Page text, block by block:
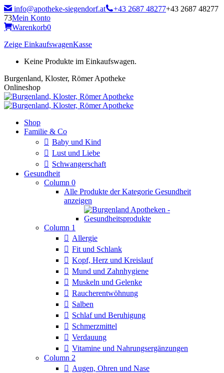
Zum
Inhalt
springen
info@apotheke-siegendorf.at +43 2687 48277+43 2687 48277
73Mein Konto
Warenkorb0
Zeige EinkaufswagenKasse
Keine Produkte im Einkaufswagen.
Burgenland, Kloster, Römer Apotheke
Onlineshop
Shop
Familie & Co
Baby und Kind
Lust und Liebe
Schwangerschaft
Gesundheit
Column 0
Alle Produkte der Kategorie Gesundheit
anzeigen
Column 1
Allergie
Fit und Schlank
Kopf, Herz und Kreislauf
Mund und Zahnhygiene
Muskeln und Gelenke
Raucherentwöhnung
Salben
Schlaf und Beruhigung
Schmerzmittel
Verdauung
Vitamine und Nahrungsergänzungen
Column 2
Augen, Ohren und Nase